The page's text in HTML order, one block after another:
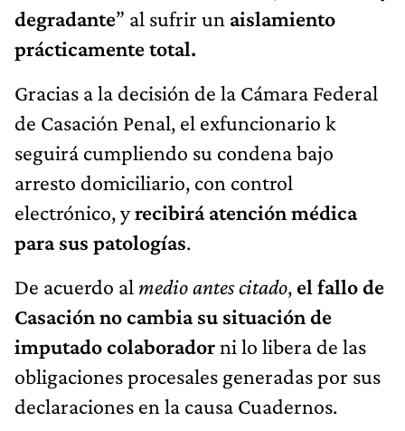
degradante” al sufrir un aislamiento
prácticamente total.
Gracias a la decisión de la Cámara Federal
de Casación Penal, el exfuncionario k
seguirá cumpliendo su condena bajo
arresto domiciliario, con control
electrónico, yrecibirá atención médica
para sus patologías.
De acuerdo al medio antes citado, el fallo de
Casación no cambia su situación de
imputado colaboradorni lo libera de las
obligaciones procesales generadas por sus
declaraciones en la causa Cuadernos.